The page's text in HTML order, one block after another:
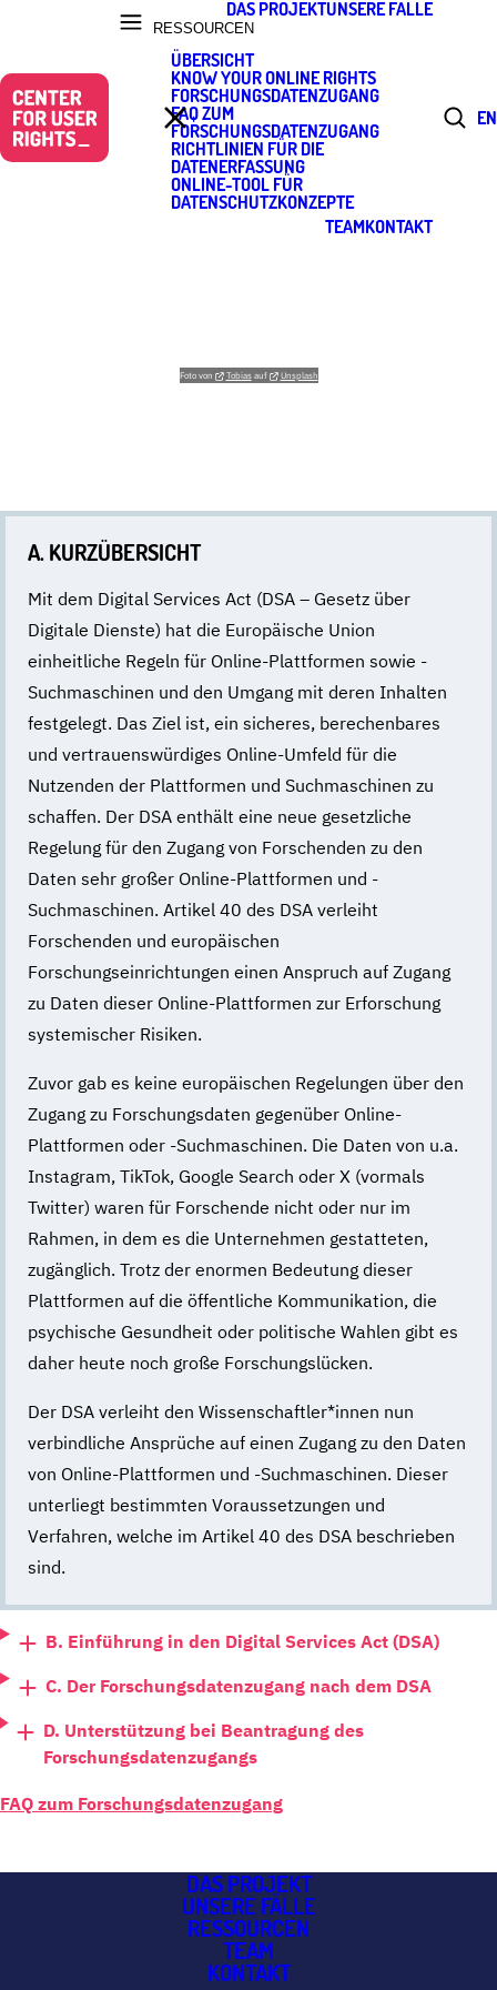
DAS PROJEKTUNSERE FÄLLE
RESSOURCEN
ÜBERSICHT
KNOW YOUR ONLINE RIGHTS
FORSCHUNGSDATENZUGANG
FAQ ZUM
FORSCHUNGSDATENZUGANG
RICHTLINIEN FÜR DIE
DATENERFASSUNG
ONLINE-TOOL FÜR
DATENSCHUTZKONZEPTE
TEAMKONTAKT
EN
SERVICES ACT
Foto von Tobiasauf Unsplash
A. KURZÜBERSICHT
Mit dem Digital Services Act (DSA – Gesetz über
Digitale Dienste) hat die Europäische Union
einheitliche Regeln für Online-Plattformen sowie -
Suchmaschinen und den Umgang mit deren Inhalten
festgelegt. Das Ziel ist, ein sicheres, berechenbares
und vertrauenswürdiges Online-Umfeld für die
Nutzenden der Plattformen und Suchmaschinen zu
schaffen. Der DSA enthält eine neue gesetzliche
Regelung für den Zugang von Forschenden zu den
Daten sehr großer Online-Plattformen und -
Suchmaschinen. Artikel 40 des DSA verleiht
Forschenden und europäischen
Forschungseinrichtungen einen Anspruch auf Zugang
zu Daten dieser Online-Plattformen zur Erforschung
systemischer Risiken.
Zuvor gab es keine europäischen Regelungen über den
Zugang zu Forschungsdaten gegenüber Online-
Plattformen oder -Suchmaschinen. Die Daten von u.a.
Instagram, TikTok, Google Search oder X (vormals
Twitter) waren für Forschende nicht oder nur im
Rahmen, in dem es die Unternehmen gestatteten,
zugänglich. Trotz der enormen Bedeutung dieser
Plattformen auf die öffentliche Kommunikation, die
psychische Gesundheit oder politische Wahlen gibt es
daher heute noch große Forschungslücken.
Der DSA verleiht den Wissenschaftler*innen nun
verbindliche Ansprüche auf einen Zugang zu den Daten
von Online-Plattformen und -Suchmaschinen. Dieser
unterliegt bestimmten Voraussetzungen und
Verfahren, welche im Artikel 40 des DSA beschrieben
sind.
B. Einführung in den Digital Services Act (DSA)
C. Der Forschungsdatenzugang nach dem DSA
D. Unterstützung bei Beantragung des
Forschungsdatenzugangs
FAQ zum Forschungsdatenzugang
DAS PROJEKT
UNSERE FÄLLE
RESSOURCEN
TEAM
KONTAKT